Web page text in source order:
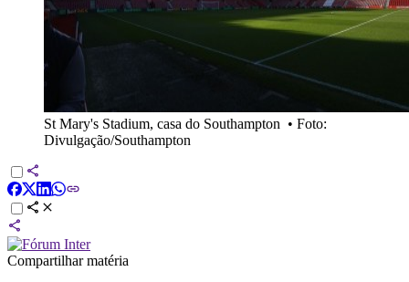
St Mary's Stadium, casa do Southampton • Foto:
Divulgação/Southampton
Compartilhar matéria